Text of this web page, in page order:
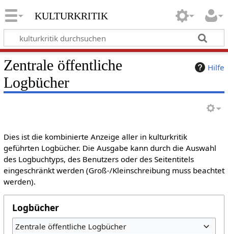
kulturkritik
Hilfe
Zentrale öffentliche
Logbücher
Dies ist die kombinierte Anzeige aller in kulturkritik
geführten Logbücher. Die Ausgabe kann durch die Auswahl
des Logbuchtyps, des Benutzers oder des Seitentitels
eingeschränkt werden (Groß-/Kleinschreibung muss beachtet
werden).
Logbücher
Zentrale öffentliche Logbücher